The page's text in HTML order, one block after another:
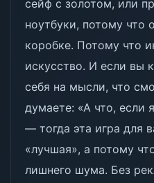
сейф с золотом, или
ноутбуки, потому что
коробке. Потому что
искусство. И если вы
себя на мысли, что
думаете: «А что, если
— тогда эта игра для
«лучшая», а потому
лишнего шума. Без